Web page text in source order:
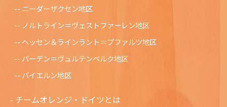
ニーダーザクセン地区
ノルトライン＝ヴェストファーレン地区
ヘッセン＆ラインラント＝プファルツ地区
バーデン＝ヴュルテンベルク地区
バイエルン地区
チームオレンジ・ドイツとは